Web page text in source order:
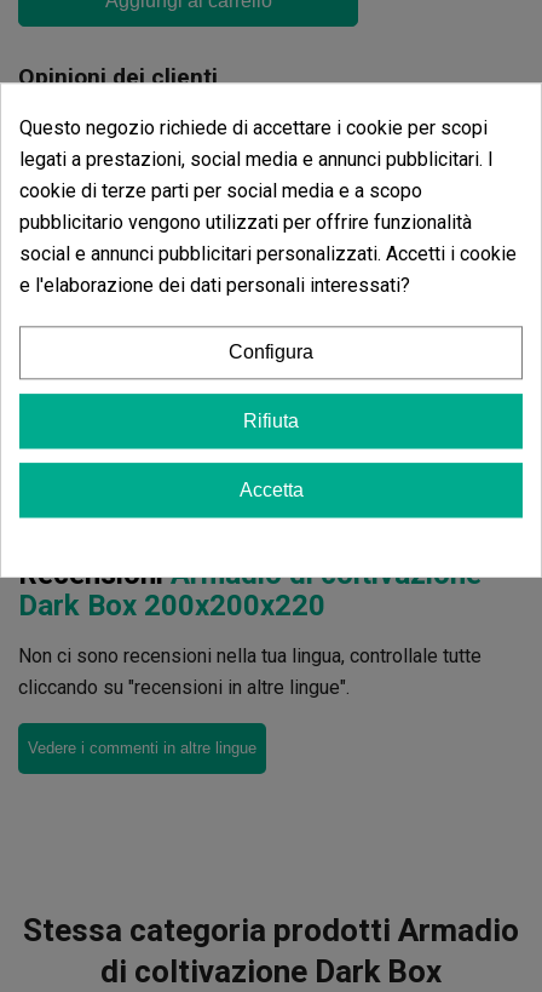
Opinioni dei clienti
5 estrelle
0.00%
4 estrelle
100.00%
3 estrelle
2 estrelle
0.00%
1 estrelle
Scrivi il tuo commento
4de5
Ordina per:
RecensioniArmadio di coltivazione
Dark Box 200x200x220
Non ci sono recensioni nella tua lingua, controllale tutte
cliccando su "recensioni in altre lingue".
Vedere i commenti in altre lingue
Stessa categoria prodotti Armadio
di coltivazione Dark Box
Questo negozio richiede di accettare i cookie per scopi
legati a prestazioni, social media e annunci pubblicitari. I
cookie di terze parti per social media e a scopo
pubblicitario vengono utilizzati per offrire funzionalità
social e annunci pubblicitari personalizzati. Accetti i cookie
e l'elaborazione dei dati personali interessati?
Configura
Rifiuta
Accetta